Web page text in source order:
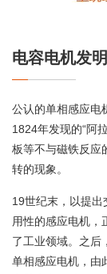
电容电机发
公认的单相感应电
1824年发现的“阿
板等不与磁铁反应
转的现象。
19世纪末，以提出
用性的感应电机，
了工业领域。之后
单相感应电机，由